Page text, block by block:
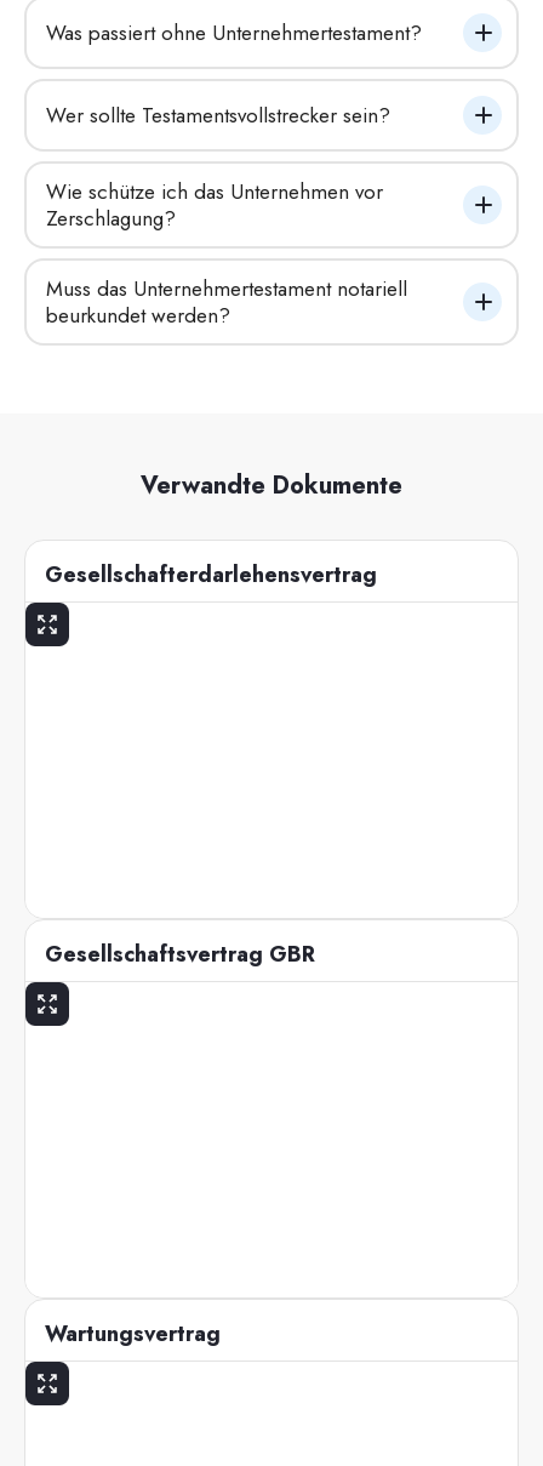
Was passiert ohne Unternehmertestament?
Wer sollte Testamentsvollstrecker sein?
Wie schütze ich das Unternehmen vor
Zerschlagung?
Muss das Unternehmertestament notariell
beurkundet werden?
Verwandte Dokumente
Gesellschafterdarlehensvertrag
Gesellschaftsvertrag GBR
Wartungsvertrag